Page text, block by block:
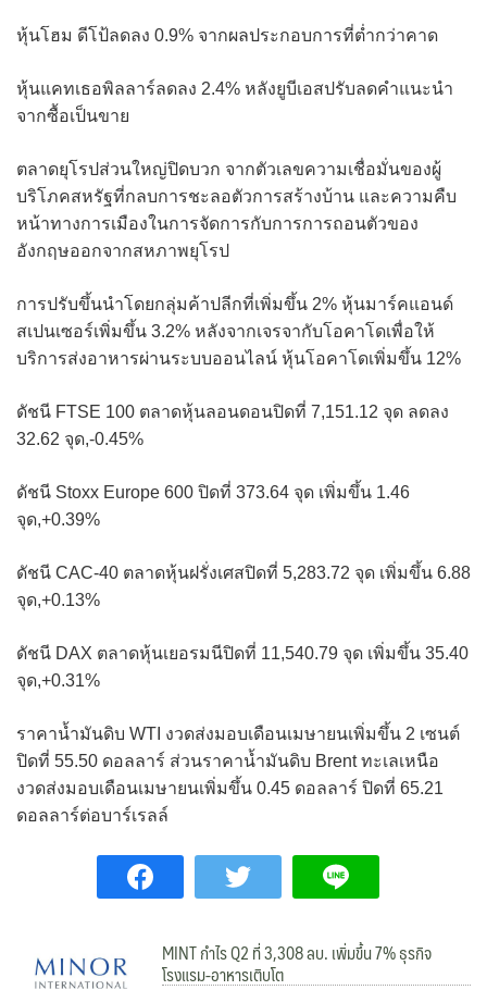
หุ้นโฮม ดีโป้ลดลง 0.9% จากผลประกอบการที่ต่ำกว่าคาด
หุ้นแคทเธอพิลลาร์ลดลง 2.4% หลังยูบีเอสปรับลดคำแนะนำ
จากซื้อเป็นขาย
ตลาดยุโรปส่วนใหญ่ปิดบวก จากตัวเลขความเชื่อมั่นของผู้
บริโภคสหรัฐที่กลบการชะลอตัวการสร้างบ้าน และความคืบ
หน้าทางการเมืองในการจัดการกับการการถอนตัวของ
อังกฤษออกจากสหภาพยุโรป
การปรับขึ้นนำโดยกลุ่มค้าปลีกที่เพิ่มขึ้น 2% หุ้นมาร์คแอนด์
สเปนเซอร์เพิ่มขึ้น 3.2% หลังจากเจรจากับโอคาโดเพื่อให้
บริการส่งอาหารผ่านระบบออนไลน์ หุ้นโอคาโดเพิ่มขึ้น 12%
ดัชนี FTSE 100 ตลาดหุ้นลอนดอนปิดที่ 7,151.12 จุด ลดลง
32.62 จุด,-0.45%
ดัชนี Stoxx Europe 600 ปิดที่ 373.64 จุด เพิ่มขึ้น 1.46
จุด,+0.39%
ดัชนี CAC-40 ตลาดหุ้นฝรั่งเศสปิดที่ 5,283.72 จุด เพิ่มขึ้น 6.88
จุด,+0.13%
ดัชนี DAX ตลาดหุ้นเยอรมนีปิดที่ 11,540.79 จุด เพิ่มขึ้น 35.40
จุด,+0.31%
ราคาน้ำมันดิบ WTI งวดส่งมอบเดือนเมษายนเพิ่มขึ้น 2 เซนต์
ปิดที่ 55.50 ดอลลาร์ ส่วนราคาน้ำมันดิบ Brent ทะเลเหนือ
งวดส่งมอบเดือนเมษายนเพิ่มขึ้น 0.45 ดอลลาร์ ปิดที่ 65.21
ดอลลาร์ต่อบาร์เรลล์
MINT กำไร Q2 ที่ 3,308 ลบ. เพิ่มขึ้น 7% ธุรกิจ
โรงแรม-อาหารเติบโต